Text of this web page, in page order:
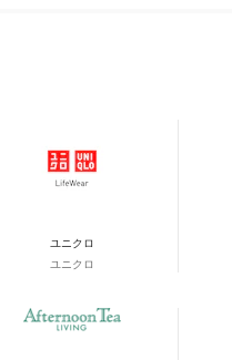
ユニクロ
ユニクロ